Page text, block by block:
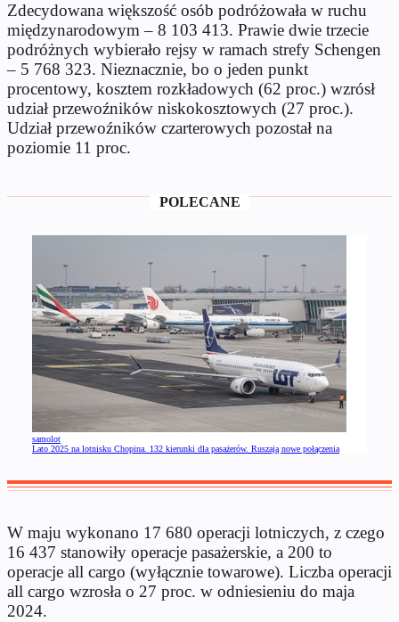
Zdecydowana większość osób podróżowała w ruchu
międzynarodowym – 8 103 413. Prawie dwie trzecie
podróżnych wybierało rejsy w ramach strefy Schengen
– 5 768 323. Nieznacznie, bo o jeden punkt
procentowy, kosztem rozkładowych (62 proc.) wzrósł
udział przewoźników niskokosztowych (27 proc.).
Udział przewoźników czarterowych pozostał na
poziomie 11 proc.
POLECANE
samolot
Lato 2025 na lotnisku Chopina. 132 kierunki dla pasażerów. Ruszają nowe połączenia
W maju wykonano 17 680 operacji lotniczych, z czego
16 437 stanowiły operacje pasażerskie, a 200 to
operacje all cargo (wyłącznie towarowe). Liczba operacji
all cargo wzrosła o 27 proc. w odniesieniu do maja
2024.